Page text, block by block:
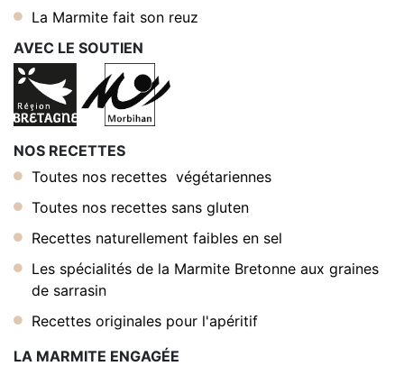
La Marmite fait son reuz
AVEC LE SOUTIEN
NOS RECETTES
Toutes nos recettes végétariennes
Toutes nos recettes sans gluten
Recettes naturellement faibles en sel
Les spécialités de la Marmite Bretonne aux graines
de sarrasin
Recettes originales pour l'apéritif
LA MARMITE ENGAGÉE